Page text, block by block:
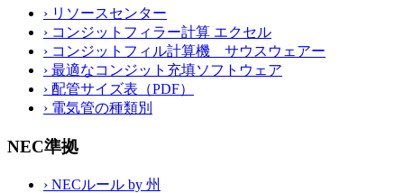
› リソースセンター
› コンジットフィラー計算 エクセル
› コンジットフィル計算機 サウスウェアー
› 最適なコンジット充填ソフトウェア
› 配管サイズ表（PDF）
› 電気管の種類別
NEC準拠
› NECルール by 州